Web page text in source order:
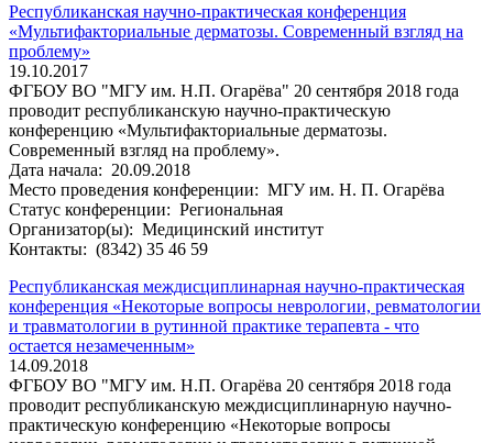
Республиканская научно-практическая конференция
«Мультифакториальные дерматозы. Современный взгляд на
проблему»
19.10.2017
ФГБОУ ВО "МГУ им. Н.П. Огарёва" 20 сентября 2018 года
проводит республиканскую научно-практическую
конференцию «Мультифакториальные дерматозы.
Современный взгляд на проблему».
Дата начала: 20.09.2018
Место проведения конференции: МГУ им. Н. П. Огарёва
Статус конференции: Региональная
Организатор(ы): Медицинский институт
Контакты: (8342) 35 46 59
Республиканская междисциплинарная научно-практическая
конференция «Некоторые вопросы неврологии, ревматологии
и травматологии в рутинной практике терапевта - что
остается незамеченным»
14.09.2018
ФГБОУ ВО "МГУ им. Н.П. Огарёва 20 сентября 2018 года
проводит республиканскую междисциплинарную научно-
практическую конференцию «Некоторые вопросы